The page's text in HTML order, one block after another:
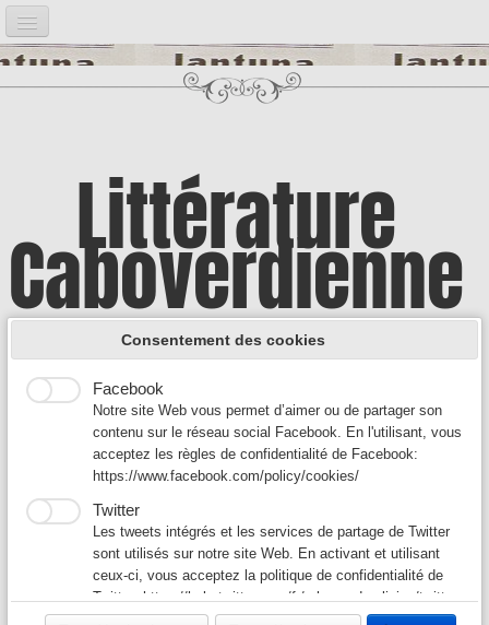
Accueil
Introduction
Illustrations▼
Auteurs A▼
Auteurs B - C▼
Auteurs D-F▼
Auteurs G-L ▼
Auteurs M-O▼
Littérature
Caboverdienne
A la découverte d'une culture encore
méconnue
David Hopffer ALMADA
né en 1945
Consentement des cookies
Google Analytics
Google Analytics est un service utilisé sur notre site Web
qui permet de suivre, de signaler le trafic et de mesurer la
manière dont les utilisateurs interagissent avec le contenu
de notre site Web afin de l’améliorer et de fournir de
Facebook
Notre site Web vous permet d’aimer ou de partager son
contenu sur le réseau social Facebook. En l'utilisant, vous
acceptez les règles de confidentialité de Facebook:
https://www.facebook.com/policy/cookies/
Twitter
Les tweets intégrés et les services de partage de Twitter
sont utilisés sur notre site Web. En activant et utilisant
ceux-ci, vous acceptez la politique de confidentialité de
Twitter:https://help.twitter.com/fr/rules-and-policies/twitter-
cookies